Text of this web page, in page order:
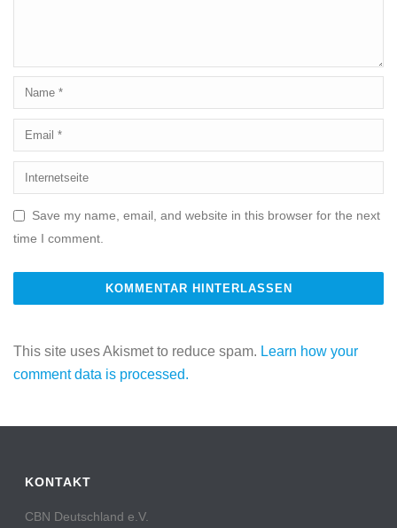
Save my name, email, and website in this browser for the next
time I comment.
This site uses Akismet to reduce spam. Learn how your
comment data is processed.
KONTAKT
CBN Deutschland e.V.